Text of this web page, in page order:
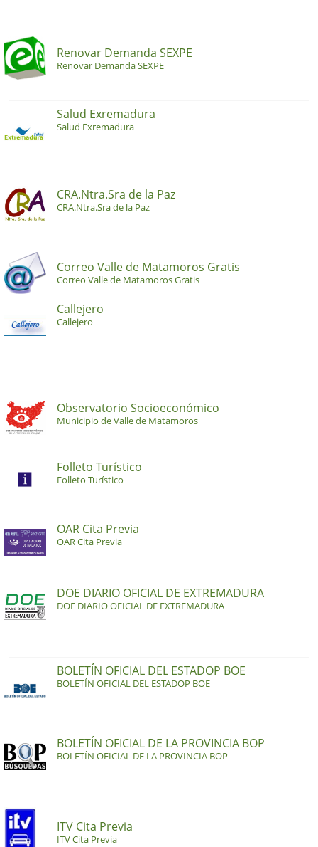
Renovar Demanda SEXPE
Renovar Demanda SEXPE
Salud Exremadura
Salud Exremadura
CRA.Ntra.Sra de la Paz
CRA.Ntra.Sra de la Paz
Correo Valle de Matamoros Gratis
Correo Valle de Matamoros Gratis
Callejero
Callejero
Observatorio Socioeconómico
Municipio de Valle de Matamoros
Folleto Turístico
Folleto Turístico
OAR Cita Previa
OAR Cita Previa
DOE DIARIO OFICIAL DE EXTREMADURA
DOE DIARIO OFICIAL DE EXTREMADURA
BOLETÍN OFICIAL DEL ESTADOP BOE
BOLETÍN OFICIAL DEL ESTADOP BOE
BOLETÍN OFICIAL DE LA PROVINCIA BOP
BOLETÍN OFICIAL DE LA PROVINCIA BOP
ITV Cita Previa
ITV Cita Previa